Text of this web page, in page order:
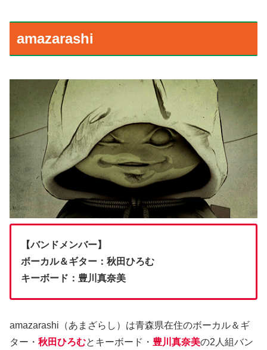
amazarashi
【バンドメンバー】
ボーカル＆ギター：秋田ひろむ
キーボード：豊川真奈美
amazarashi（あまざらし）は青森県在住のボーカル＆ギ
ター・ 秋田ひろむとキーボード・ 豊川真奈美の2人組バン